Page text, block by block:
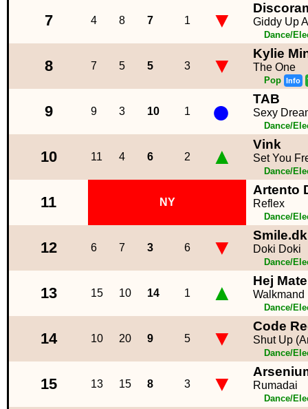
7 4 8 7 1 ▼ Giddy Up
Dance/
8 7 5 5 3 ▼ Kylie
The One
Pop Info
9 9 3 10 1 ● TAB
Sexy
Dance/
10 11 4 6 2 ▲ Vink
Set You
Dance/
11 NY
Artento
Reflex
Dance/
12 6 7 3 6 ▼ Smile.dk
Doki Doki
Dance/
13 15 10 14 1 ▲ Hej
Walkmand
Dance/
14 10 20 9 5 ▼ Code
Shut Up
Dance/
15 13 15 8 3 ▼ Rumadai
Dance/